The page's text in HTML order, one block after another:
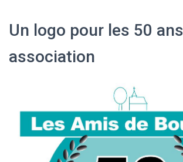
Un logo pour les 50
association